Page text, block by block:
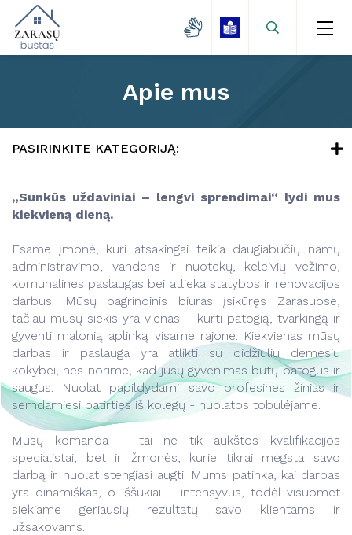
Naujienos
Zarasų miestas
Kaimo gyvenvietės
Mokamų paslaugų kainos
Projektai
Kontaktai
Naujienos
Vartotojams
Vanduo
Savitarna
Projektai
Kainos
Kontaktai
Tvarkaraščiai
Transporto ir komunalinio ūkio skyrius
Paslaugos
Naudinga informacija
Projektai
Kontaktai
Darbuotojams
Kontaktai
Apie mus
PASIRINKITE KATEGORIJĄ:
„Sunkūs uždaviniai – lengvi sprendimai“ lydi mus
kiekvieną dieną.
Esame įmonė, kuri atsakingai teikia daugiabučių namų
administravimo, vandens ir nuotekų, keleivių vežimo,
komunalines paslaugas bei atlieka statybos ir renovacijos
darbus. Mūsų pagrindinis biuras įsikūręs Zarasuose,
tačiau mūsų siekis yra vienas – kurti patogią, tvarkingą ir
gyventi malonią aplinką visame rajone. Kiekvienas mūsų
darbas ir paslauga yra atlikti su didžiuliu dėmesiu
kokybei, nes norime, kad jūsų gyvenimas būtų patogus ir
saugus. Nuolat papildydami savo profesines žinias ir
semdamiesi patirties iš kolegų - nuolatos tobulėjame.
Mūsų komanda – tai ne tik aukštos kvalifikacijos
specialistai, bet ir žmonės, kurie tikrai mėgsta savo
darbą ir nuolat stengiasi augti. Mums patinka, kai darbas
yra dinamiškas, o iššūkiai – intensyvūs, todėl visuomet
siekiame geriausių rezultatų savo klientams ir
užsakovams.